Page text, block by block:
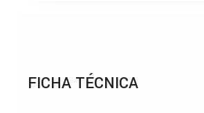
FICHA TÉCNICA